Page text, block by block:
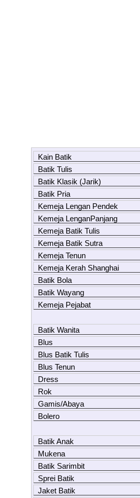
Kain Batik
Batik Tulis
Batik Klasik (Jarik)
Batik Pria
Kemeja Lengan Pendek
Kemeja LenganPanjang
Kemeja Batik Tulis
Kemeja Batik Sutra
Kemeja Tenun
Kemeja Kerah Shanghai
Batik Bola
Batik Wayang
Kemeja Pejabat
Batik Wanita
Blus
Blus Batik Tulis
Blus Tenun
Dress
Rok
Gamis/Abaya
Bolero
Batik Anak
Mukena
Batik Sarimbit
Sprei Batik
Jaket Batik